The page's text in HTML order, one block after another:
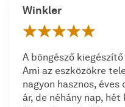
Winkler
A böngésző
Ami az eszközökre
nagyon hasznos,
ár, de néhány nap,